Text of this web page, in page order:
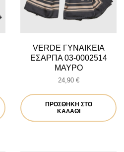
VERDE ΓΥΝΑΙΚΕΙΑ
ΕΣΑΡΠΑ 03-0002514
ΜΑΥΡΟ
24,90 €
ΠΡΟΣΘΉΚΗ ΣΤΟ
ΚΑΛΆΘΙ